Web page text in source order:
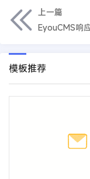
上一篇
EyouCMS响
模板推荐